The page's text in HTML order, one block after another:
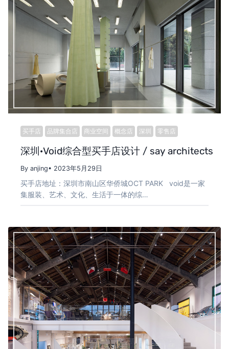
买手店 品牌集合店 商业空间 概念店 深圳 零售店
深圳·Void综合型买手店设计 / say architects
By anjing• 2023年5月29日
买手店地址：深圳市南山区华侨城OCT PARK void是一家
集服装、艺术、文化、生活于一体的综…